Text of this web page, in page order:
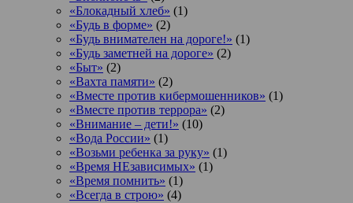
«Блокадный хлеб» (1)
«Будь в форме» (2)
«Будь внимателен на дороге!» (1)
«Будь заметней на дороге» (2)
«Быт» (2)
«Вахта памяти» (2)
«Вместе против кибермошенников» (1)
«Вместе против террора» (2)
«Внимание – дети!» (10)
«Вода России» (1)
«Возьми ребенка за руку» (1)
«Время НЕзависимых» (1)
«Время помнить» (1)
«Всегда в строю» (4)